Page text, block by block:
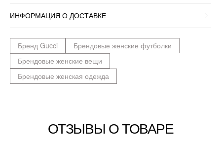
ИНФОРМАЦИЯ О ДОСТАВКЕ
Бренд Gucci
Брендовые женские футболки
Брендовые женские вещи
Брендовые женская одежда
ОТЗЫВЫ О ТОВАРЕ